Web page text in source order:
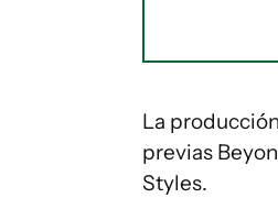
La
previas
Styles.